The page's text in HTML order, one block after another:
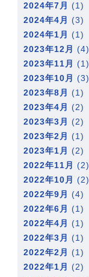
2024年7月
(1)
2024年4月
(3)
2024年1月
(1)
2023年12月
(4)
2023年11月
(1)
2023年10月
(3)
2023年8月
(1)
2023年4月
(2)
2023年3月
(2)
2023年2月
(1)
2023年1月
(2)
2022年11月
(2)
2022年10月
(2)
2022年9月
(4)
2022年6月
(1)
2022年4月
(1)
2022年3月
(1)
2022年2月
(1)
2022年1月
(2)